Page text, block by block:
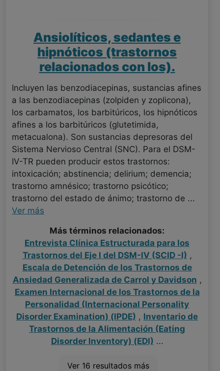
Ansiolíticos, sedantes e
hipnóticos (trastornos
relacionados con los).
Incluyen las benzodiacepinas, sustancias afines
a las benzodiacepinas (zolpiden y zoplicona),
los carbamatos, los barbitúricos, los hipnóticos
afines a los barbitúricos (glutetimida,
metacualona). Son sustancias depresoras del
Sistema Nervioso Central (SNC). Para el DSM-
IV-TR pueden producir estos trastornos:
intoxicación; abstinencia; delirium; demencia;
trastorno amnésico; trastorno psicótico;
trastorno del estado de ánimo; trastorno de ...
Ver más
Más términos relacionados:
Entrevista Clínica Estructurada para los
Trastornos del Eje I del DSM-IV (SCID -I) ,
Escala de Detención de los Trastornos de
Ansiedad Generalizada de Carrol y Davidson ,
Examen Internacional de los Trastornos de la
Personalidad (Internacional Personality
Disorder Examination) (IPDE) , Inventario de
Trastornos de la Alimentación (Eating
Disorder Inventory) (EDI) ...
Ver 16 resultados más